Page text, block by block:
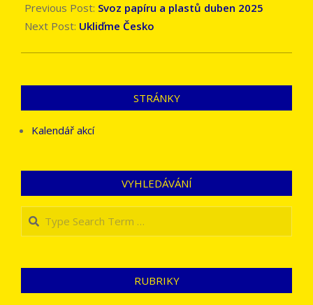
03-
31
Previous Post: Svoz papíru a plastů duben 2025
Next Post: Ukliďme Česko
STRÁNKY
Kalendář akcí
VYHLEDÁVÁNÍ
Search
RUBRIKY